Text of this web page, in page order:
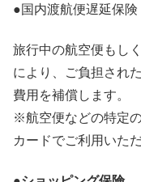
●国内渡航便遅延保険
旅行中の航空便もし
により、ご負担され
費用を補償します。
※航空便などの特定
カードでご利用いた